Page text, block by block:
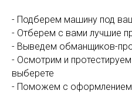
- Подберем машину под
- Отберем с вами лучшие
- Выведем обманщиков-
- Осмотрим и
выберете
- Поможем с оформлением